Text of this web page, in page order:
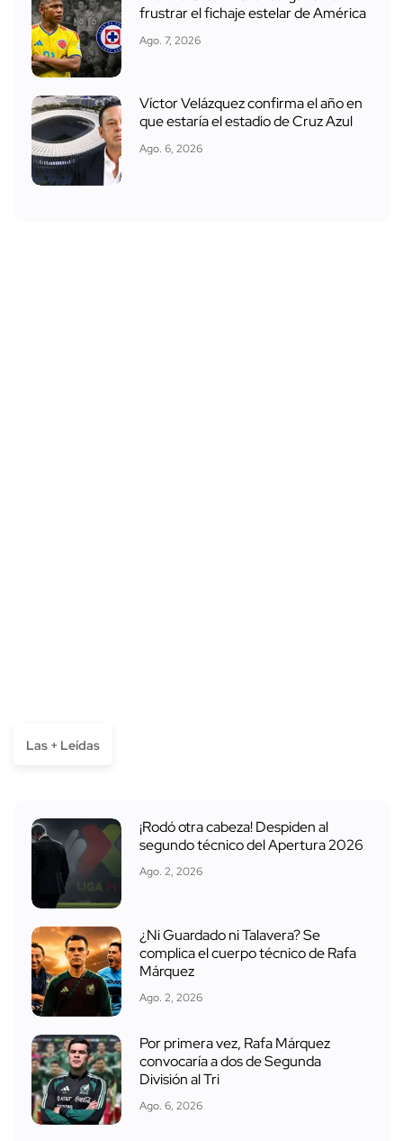
frustrar el fichaje estelar de América
Ago. 7, 2026
Víctor Velázquez confirma el año en
que estaría el estadio de Cruz Azul
Ago. 6, 2026
Las + Leídas
¡Rodó otra cabeza! Despiden al
segundo técnico del Apertura 2026
Ago. 2, 2026
¿Ni Guardado ni Talavera? Se
complica el cuerpo técnico de Rafa
Márquez
Ago. 2, 2026
Por primera vez, Rafa Márquez
convocaría a dos de Segunda
División al Tri
Ago. 6, 2026